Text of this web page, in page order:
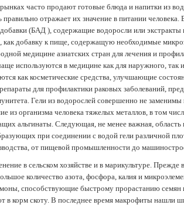
часто продают готовые блюда и напитки из
отражает их значение в питании
(БАД ), содержащие водоросли или
добавку к пище, содержащую необходимые
медицине азиатских стран для лечения и
используются в медицине как для наружного, так
как косметические средства, улучшающие
для профилактики раковых заболеваний,
Гели из водорослей совершенно не
из организма человека тяжелых металлов, в том
альгинаты. Следующая, не менее важная,
при соединении с водой гели различной
от пищевой промышленности до
в сельском хозяйстве и в марикультуре. Прежде
количество азота, фосфора, калия и
способствующие быстрому прорастанию семян
корм скоту. В последнее время макрофиты нашли